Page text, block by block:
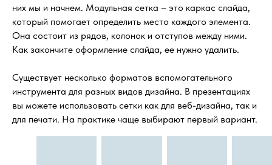
них мы и начнем. Модульная сетка – это каркас слайда,
который помогает определить место каждого элемента.
Она состоит из рядов, колонок и отступов между ними.
Как закончите оформление слайда, ее нужно удалить.
Существует несколько форматов вспомогательного
инструмента для разных видов дизайна. В презентациях
вы можете использовать сетки как для веб-дизайна, так и
для печати. На практике чаще выбирают первый вариант.